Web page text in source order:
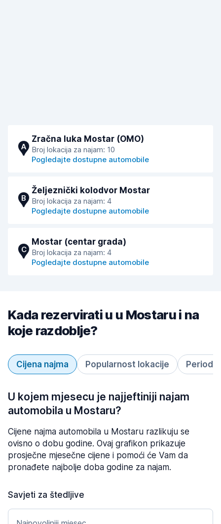
A
Zračna luka Mostar (OMO)
Broj lokacija za najam: 10
Pogledajte dostupne automobile
B
Željeznički kolodvor Mostar
Broj lokacija za najam: 4
Pogledajte dostupne automobile
C
Mostar (centar grada)
Broj lokacija za najam: 4
Pogledajte dostupne automobile
Kada rezervirati u u Mostaru i na
koje razdoblje?
Cijena najma Popularnost lokacije Period
U kojem mjesecu je najjeftiniji najam
automobila u Mostaru?
Cijene najma automobila u Mostaru razlikuju se
ovisno o dobu godine. Ovaj grafikon prikazuje
prosječne mjesečne cijene i pomoći će Vam da
pronađete najbolje doba godine za najam.
Savjeti za štedljive